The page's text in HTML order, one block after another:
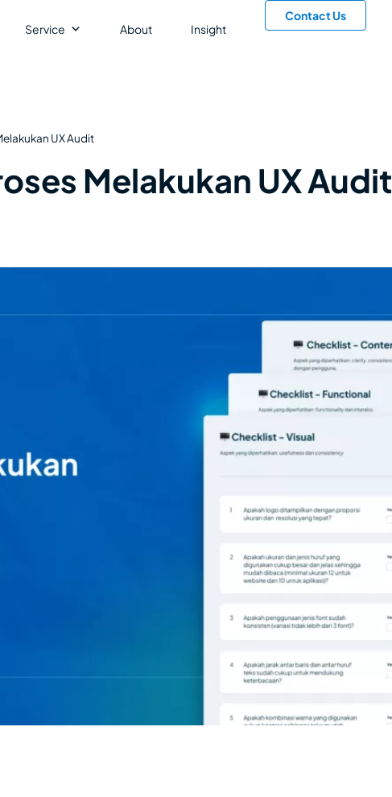
Service About Insight
Contact Us
UX Audit
Melakukan UX Audit